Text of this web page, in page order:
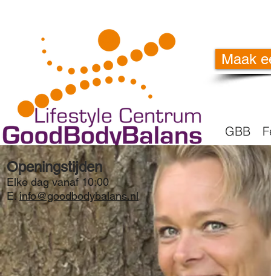
Maak
GBB
Openingstijden
Elke dag vanaf 10:00
E.info@goodbodybalans.nl